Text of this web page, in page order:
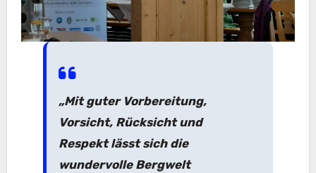
„Mit guter Vorbereitung,
Vorsicht, Rücksicht und
Respekt lässt sich die
wundervolle Bergwelt